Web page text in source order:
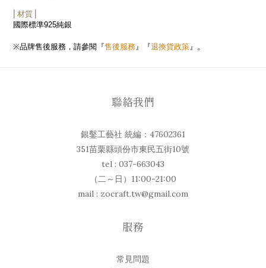
⎜材質⎟
國際標準925純銀
※品牌售後服務，請參閱『售後服務』『退換貨政策』 。
聯絡我們
銀鑿工藝社 統編：47602361
351苗栗縣頭份市東民五街10號
tel : 037-663043
（二～日）11:00-21:00
mail : zocraft.tw@gmail.com
服務
常見問題